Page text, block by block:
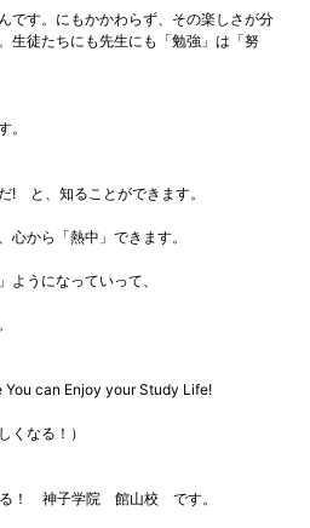
です。にもかかわらず、その楽しさが分
生徒たちにも先生にも「勉強」は「努
。
! と、知ることができます。
心から「熱中」できます。
ようになっていって、
can Enjoy your Study Life!
くなる！）
！ 神子学院 館山校 です。